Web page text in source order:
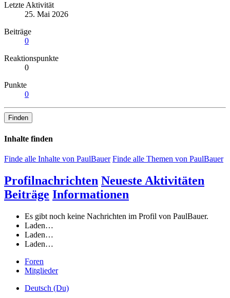
Letzte Aktivität
25. Mai 2026
Beiträge
0
Reaktionspunkte
0
Punkte
0
Finden
Inhalte finden
Finde alle Inhalte von PaulBauer Finde alle Themen von PaulBauer
Profilnachrichten Neueste Aktivitäten
Beiträge Informationen
Es gibt noch keine Nachrichten im Profil von PaulBauer.
Laden…
Laden…
Laden…
Foren
Mitglieder
Deutsch (Du)